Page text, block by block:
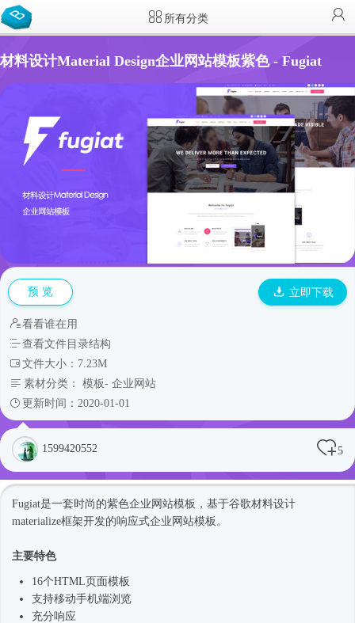
所有分类
材料设计Material Design企业网站模板紫色 - Fugiat
预 览 立即下载
看看谁在用
查看文件目录结构
文件大小：7.23M
素材分类： 模板- 企业网站
更新时间：2020-01-01
1599420552 5
Fugiat是一套 时尚 的紫色企业 网站模板 ，基于谷歌材料设计
materialize框架开发的响应式企业 网站模板 。
主要特色
16个HTML页面模板
支持移动手机端浏览
充分响应